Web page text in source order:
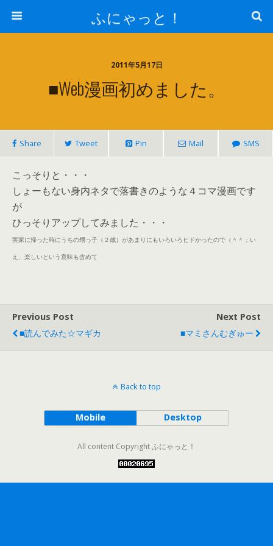
ふにゃっと！
2011年5月17日
■web漫画初めました。
Share Tweet Pin Mail SMS
こっそりと・・・
しょーもない身内ネタで落書きのような４コマ漫画です
が
ひっそりアップしてみました・・・
実家に帰った時にうちの甥っ子（２歳）があまりにもいろいろヒドかったので（＾＾；い
え、楽しいという意味も含めて
Previous Post
■読んでみた☆マギカ
Next Post
■マミさんむぎゅー
Back to top
Mobile Desktop
All content Copyright ふにゃっと！